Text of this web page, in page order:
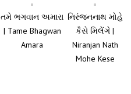
તમે ભગવાન અમારા
| Tame Bhagwan
Amara
નિરંજનનાથ મોહે
કૈસે મિલેંગે |
Niranjan Nath
Mohe Kese